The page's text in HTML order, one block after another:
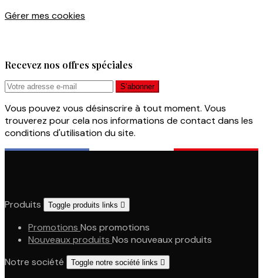
Gérer mes cookies
Recevez nos offres spéciales
Vous pouvez vous désinscrire à tout moment. Vous
trouverez pour cela nos informations de contact dans les
conditions d'utilisation du site.
Produits Toggle produits links 
Promotions Nos promotions
Nouveaux produits Nos nouveaux produits
Notre société
Toggle notre société links 